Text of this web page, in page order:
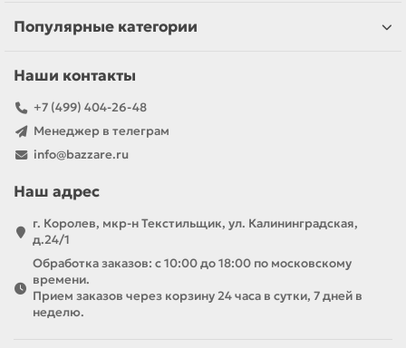
Популярные категории
Наши контакты
+7 (499) 404-26-48
Менеджер в телеграм
info@bazzare.ru
Наш адрес
г. Королев, мкр-н Текстильщик, ул. Калининградская,
д.24/1
Обработка заказов: с 10:00 до 18:00 по московскому
времени.
Прием заказов через корзину 24 часа в сутки, 7 дней в
неделю.